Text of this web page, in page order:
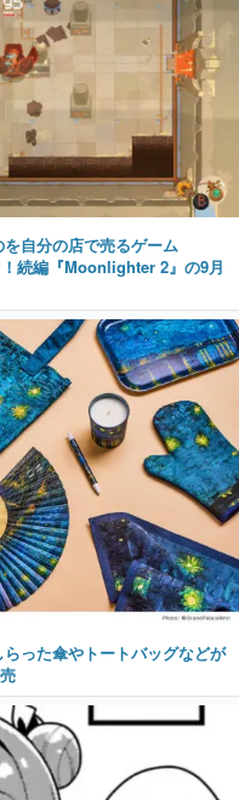
を自分の店で売るゲーム
続編『Moonlighter 2』の9月
った傘やトートバッグなどが